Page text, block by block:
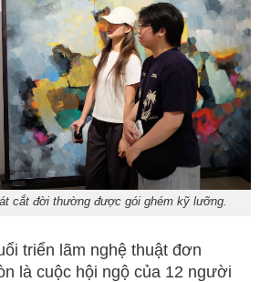
cắt đời thường được gói ghém kỹ lưỡng.
triển lãm nghệ thuật đơn
là cuộc hội ngộ của 12 người